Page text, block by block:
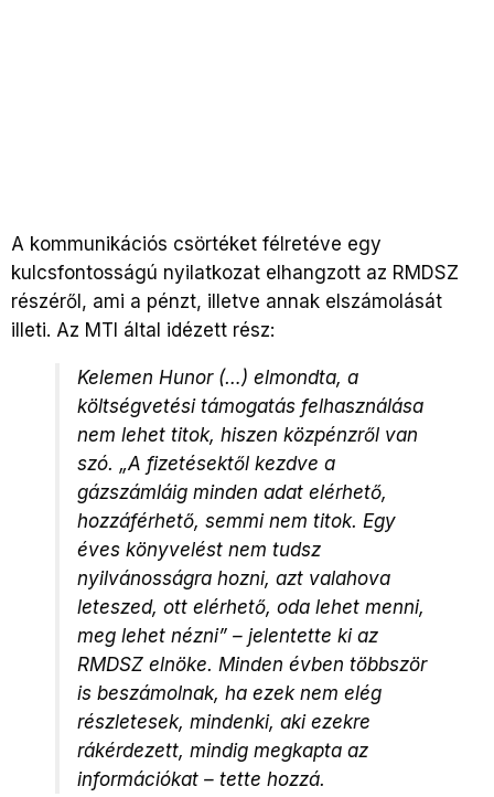
A kommunikációs csörtéket félretéve egy
kulcsfontosságú nyilatkozat elhangzott az RMDSZ
részéről, ami a pénzt, illetve annak elszámolását
illeti. Az MTI által idézett rész:
Kelemen Hunor (…) elmondta, a
költségvetési támogatás felhasználása
nem lehet titok, hiszen közpénzről van
szó. „A fizetésektől kezdve a
gázszámláig minden adat elérhető,
hozzáférhető, semmi nem titok. Egy
éves könyvelést nem tudsz
nyilvánosságra hozni, azt valahova
leteszed, ott elérhető, oda lehet menni,
meg lehet nézni” – jelentette ki az
RMDSZ elnöke. Minden évben többször
is beszámolnak, ha ezek nem elég
részletesek, mindenki, aki ezekre
rákérdezett, mindig megkapta az
információkat – tette hozzá.